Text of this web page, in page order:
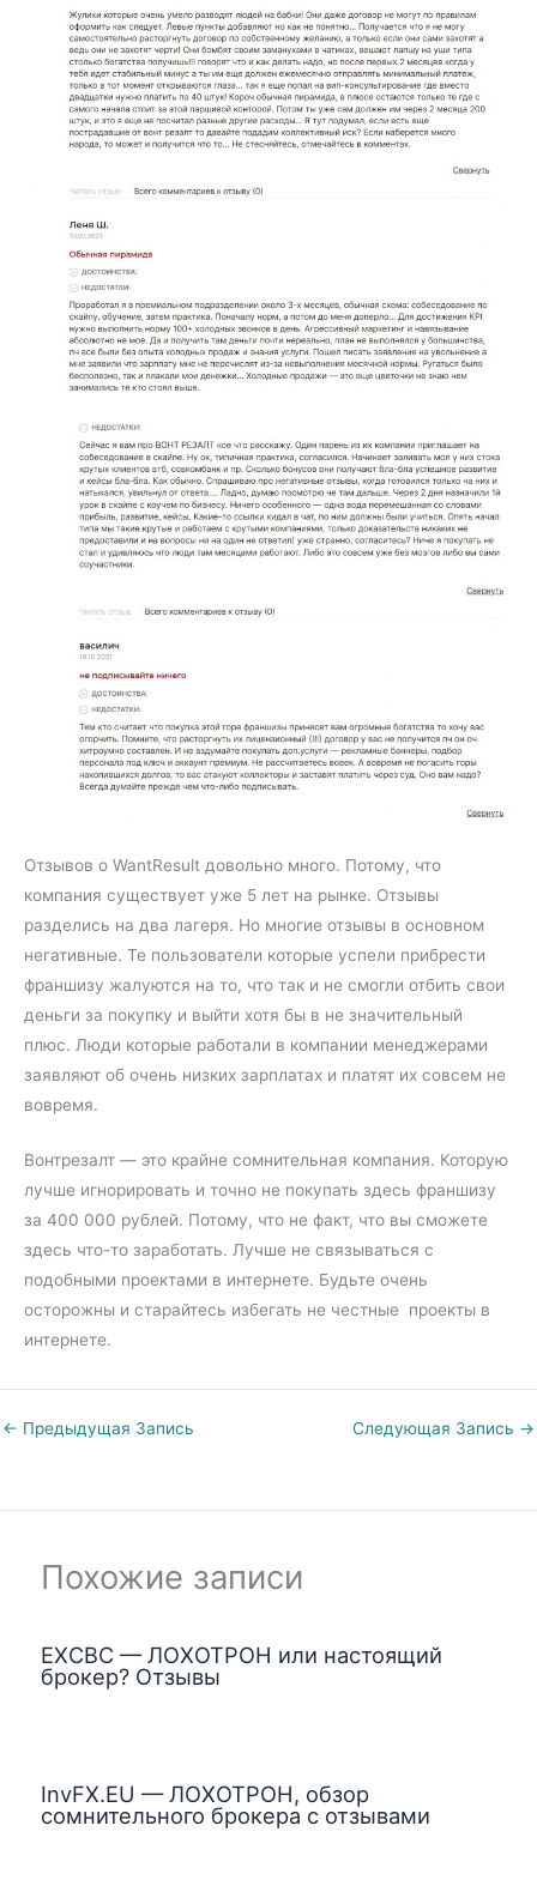
Отзывов о WantResult довольно много. Потому, что
компания существует уже 5 лет на рынке. Отзывы
разделись на два лагеря. Но многие отзывы в основном
негативные. Те пользователи которые успели прибрести
франшизу жалуются на то, что так и не смогли отбить свои
деньги за покупку и выйти хотя бы в не значительный
плюс. Люди которые работали в компании менеджерами
заявляют об очень низких зарплатах и платят их совсем не
вовремя.
Вонтрезалт — это крайне сомнительная компания. Которую
лучше игнорировать и точно не покупать здесь франшизу
за 400 000 рублей. Потому, что не факт, что вы сможете
здесь что-то заработать. Лучше не связываться с
подобными проектами в интернете. Будьте очень
осторожны и старайтесь избегать не честные проекты в
интернете.
← Предыдущая Запись Следующая Запись →
Похожие записи
EXCBC — ЛОХОТРОН или настоящий
брокер? Отзывы
InvFX.EU — ЛОХОТРОН, обзор
сомнительного брокера с отзывами